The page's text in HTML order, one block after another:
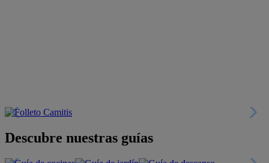
Descubre nuestras guías